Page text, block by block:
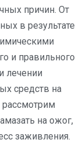
причин. От
в результате
и правильного
лечении
средств на
на ожог,
заживления.